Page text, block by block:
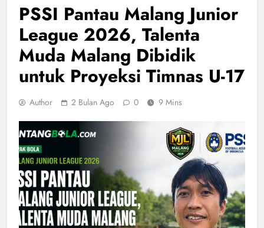
PSSI Pantau Malang Junior
League 2026, Talenta
Muda Malang Dibidik
untuk Proyeksi Timnas U-17
Author 2 Bulan Ago 0 9 Mins